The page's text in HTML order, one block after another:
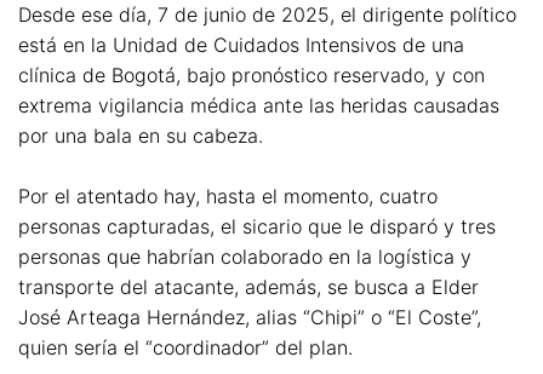
Desde ese día, 7 de junio de 2025, el dirigente político
está en la Unidad de Cuidados Intensivos de una
clínica de Bogotá, bajo pronóstico reservado, y con
extrema vigilancia médica ante las heridas causadas
por una bala en su cabeza.
Por el atentado hay, hasta el momento, cuatro
personas capturadas, el sicario que le disparó y tres
personas que habrían colaborado en la logística y
transporte del atacante, además, se busca a Elder
José Arteaga Hernández, alias “Chipi” o “El Coste”,
quien sería el “coordinador” del plan.